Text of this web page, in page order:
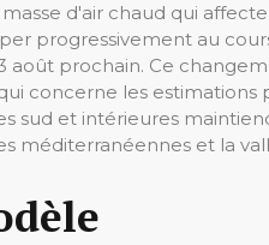
d'air chaud qui
progressivement au
prochain. Ce
concerne les estimations
sud et intérieures
méditerranéennes et la